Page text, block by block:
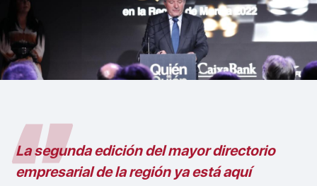
La segunda edición del mayor directorio
empresarial de la región ya está aquí